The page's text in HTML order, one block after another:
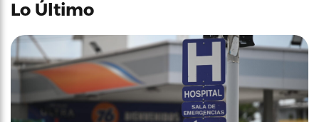
Lo Último